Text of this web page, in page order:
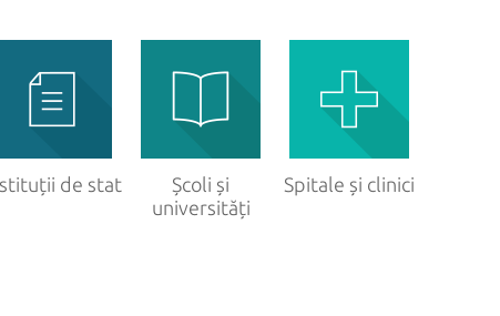
de stat
Școli și
universități
Spitale și clinici